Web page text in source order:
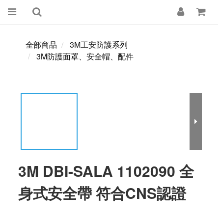
全部商品
3M工安防護系列
3M防護面罩、安全帽、配件
3M DBI-SALA 1102090 全
身式安全帶 符合CNS認證